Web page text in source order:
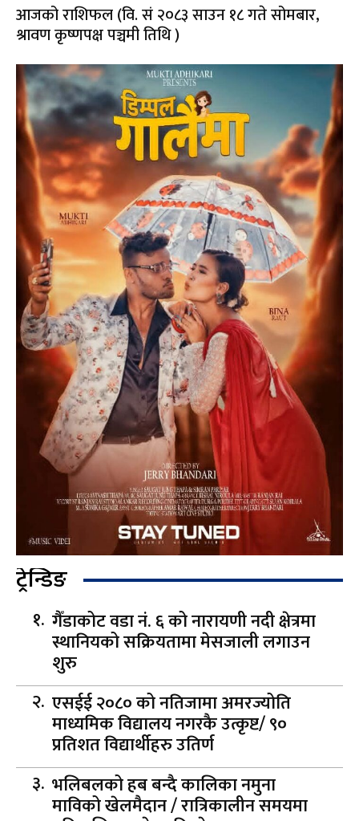
आजको राशिफल (वि. सं २०८३ साउन १८ गते सोमबार,
श्रावण कृष्णपक्ष पञ्चमी तिथि )
ट्रेन्डिङ
गैँडाकोट वडा नं. ६ को नारायणी नदी क्षेत्रमा
स्थानियको सक्रियतामा मेसजाली लगाउन
शुरु
एसईई २०८० को नतिजामा अमरज्योति
माध्यमिक विद्यालय नगरकै उत्कृष्ट/ ९०
प्रतिशत विद्यार्थीहरु उतिर्ण
भलिबलको हब बन्दै कालिका नमुना
माविको खेलमैदान / रात्रिकालीन समयमा